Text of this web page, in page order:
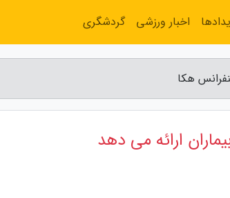
هکا
ارائه می دهد
اخبار ورزشی گردشگری